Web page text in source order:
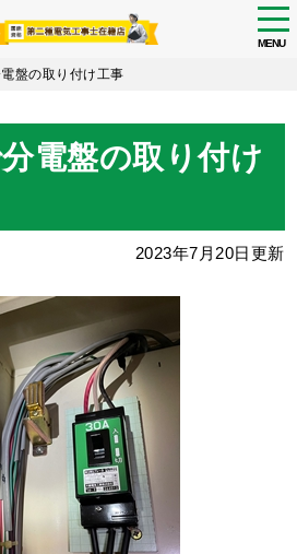
MENU
盤の取り付け工事
電盤の取り付け
2023年7月20日更新